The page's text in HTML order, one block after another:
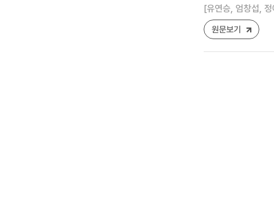
[유연승, 엄창섭,
원문보기